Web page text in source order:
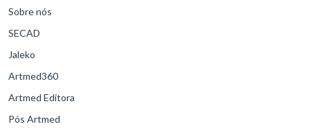
Sobre nós
SECAD
Jaleko
Artmed360
Artmed Editora
Pós Artmed